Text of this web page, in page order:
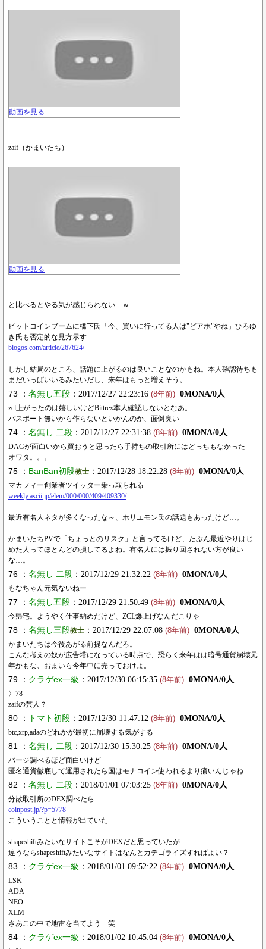
動画を見る
zaif（かまいたち）
動画を見る
と比べるとやる気が感じられない…ｗ
ビットコインブームに橋下氏「今、買いに行ってる人は"どアホ"やね」ひろゆ
き氏も否定的な見方示す
blogos.com/article/267624/
しかし結局のところ、話題に上がるのは良いことなのかもね。本人確認待ちも
まだいっぱいいるみたいだし、来年はもっと増えそう。
73 ： 名無し五段 ：2017/12/27 22:23:16 (8年前) 0MONA/0人
zcl上がったのは嬉しいけどBittrex本人確認しないとなあ。
パスポート無いから作らないといかんのか、面倒臭い
74 ： 名無し 二段 ：2017/12/27 22:31:38 (8年前) 0MONA/0人
DAGが面白いから買おうと思ったら手持ちの取引所にはどっちもなかった
オワタ。。。
75 ： BanBan初段教士 ：2017/12/28 18:22:28 (8年前) 0MONA/0人
マカフィー創業者ツイッター乗っ取られる
weekly.ascii.jp/elem/000/000/409/409330/
最近有名人ネタが多くなったな～、ホリエモン氏の話題もあったけど…。
かまいたちPVで「ちょっとのリスク」と言ってるけど、たぶん最近やりはじ
めた人ってほとんどの損してるよね。有名人には振り回されない方が良い
な…。
76 ： 名無し 二段 ：2017/12/29 21:32:22 (8年前) 0MONA/0人
もなちゃん元気ないねー
77 ： 名無し五段 ：2017/12/29 21:50:49 (8年前) 0MONA/0人
今帰宅。ようやく仕事納めだけど、ZCL爆上げなんだこりゃ
78 ： 名無し三段教士 ：2017/12/29 22:07:08 (8年前) 0MONA/0人
かまいたちは今後あがる前提なんだろ。
こんな考えの奴が広告塔になっている時点で、恐らく来年はは暗号通貨崩壊元
年かもな、おまいら今年中に売っておけよ。
79 ： クラゲex一級 ：2017/12/30 06:15:35 (8年前) 0MONA/0人
〉78
zaifの芸人？
80 ： トマト初段 ：2017/12/30 11:47:12 (8年前) 0MONA/0人
btc,xrp,adaのどれかが最初に崩壊する気がする
81 ： 名無し 二段 ：2017/12/30 15:30:25 (8年前) 0MONA/0人
バージ調べるほど面白いけど
匿名通貨徹底して運用されたら国はモナコイン使われるより痛いんじゃね
82 ： 名無し 二段 ：2018/01/01 07:03:25 (8年前) 0MONA/0人
分散取引所のDEX調べたら
coinpost.jp/?p=5778
こういうことと情報が出ていた
shapeshiftみたいなサイトこそがDEXだと思っていたが
違うならshapeshiftみたいなサイトはなんとカテゴライズすればよい？
83 ： クラゲex一級 ：2018/01/01 09:52:22 (8年前) 0MONA/0人
LSK
ADA
NEO
XLM
さあこの中で地雷を当てよう 笑
84 ： クラゲex一級 ：2018/01/02 10:45:04 (8年前) 0MONA/0人